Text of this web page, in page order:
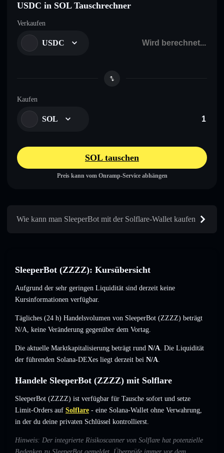
USDC in SOL Tauschrechner
Verkaufen
USDC
Kaufen
SOL
SOL tauschen
Preis kann vom Onramp-Service abhängen
Wie kann man SleeperBot mit der Solflare-Wallet kaufen
SleeperBot (ZZZZ): Kursübersicht
Aufgrund der sehr geringen Liquidität sind derzeit keine
Kursinformationen verfügbar.
Tägliches (24 h) Handelsvolumen von SleeperBot (ZZZZ) beträgt
N/A, keine Veränderung gegenüber dem Vortag.
Die aktuelle Marktkapitalisierung beträgt rund N/A. Die Liquidität
der führenden Solana-DEXes liegt derzeit bei N/A.
Handele SleeperBot (ZZZZ) mit Solflare
SleeperBot (ZZZZ) ist verfügbar für Tausche sofort und setze
Limit-Orders auf Solflare - eine Solana-Wallet ohne Verwahrung,
in der du deine privaten Schlüssel kontrollierst.
Hinweis: Der integrierte Risikoscanner von Solflare hat potenzielle